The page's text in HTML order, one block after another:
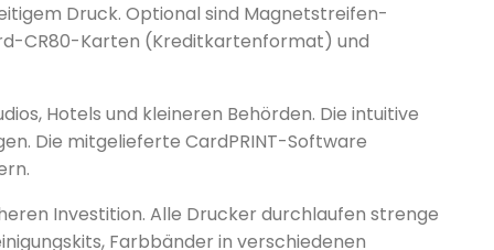
Druck. Optional sind Magnetstreifen-
CR80-Karten (Kreditkartenformat) und
Hotels und kleineren Behörden. Die intuitive
Die mitgelieferte CardPRINT-Software
Investition. Alle Drucker durchlaufen strenge
Farbbänder in verschiedenen